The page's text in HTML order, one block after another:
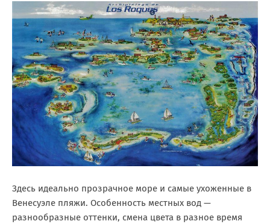
Здесь идеально прозрачное море и самые ухоженные в
Венесуэле пляжи. Особенность местных вод —
разнообразные оттенки, смена цвета в разное время